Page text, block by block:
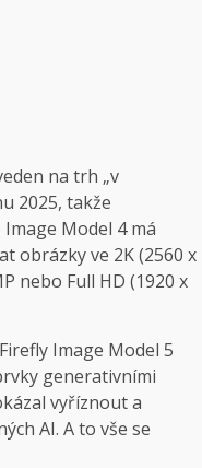
na trh „v
2025, takže
Model 4 má
obrázky ve 2K (2560 x
nebo Full HD (1920 x
Image Model 5
generativními
vyříznout a
AI. A to vše se